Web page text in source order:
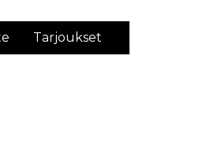
Tarjoukset